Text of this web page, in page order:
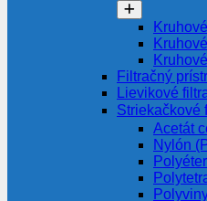
Filtračný
Lievikové
Striekačkové
Acetát
Nylón